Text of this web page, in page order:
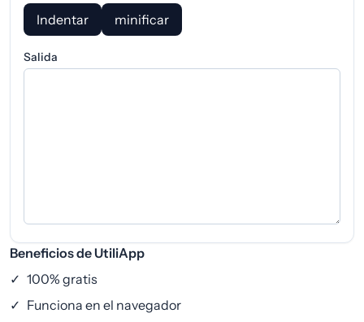
Indentar minificar
Salida
Beneficios de UtiliApp
✓ 100% gratis
✓ Funciona en el navegador